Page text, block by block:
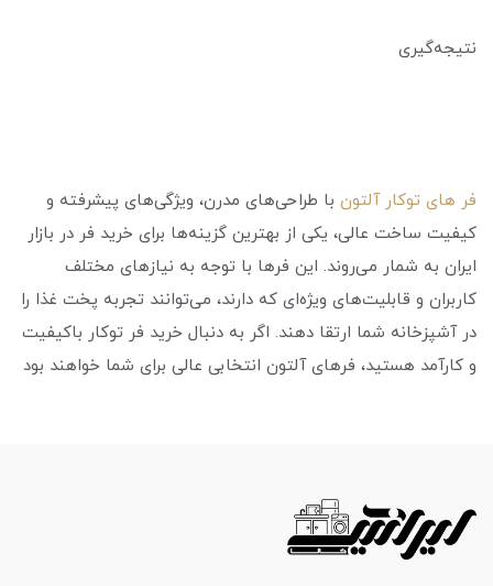
نتیجه‌گیری
فر های توکار آلتون با طراحی‌های مدرن، ویژگی‌های پیشرفته و
کیفیت ساخت عالی، یکی از بهترین گزینه‌ها برای خرید فر در بازار
ایران به شمار می‌روند. این فرها با توجه به نیازهای مختلف
کاربران و قابلیت‌های ویژه‌ای که دارند، می‌توانند تجربه پخت غذا را
در آشپزخانه شما ارتقا دهند. اگر به دنبال خرید فر توکار باکیفیت
و کارآمد هستید، فرهای آلتون انتخابی عالی برای شما خواهند بود